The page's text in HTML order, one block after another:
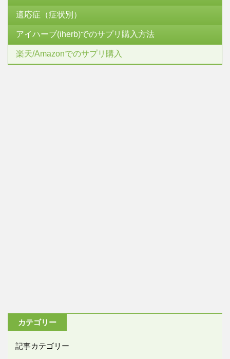
適応症（症状別）
アイハーブ(iherb)でのサプリ購入方法
楽天/Amazonでのサプリ購入
カテゴリー
記事カテゴリー